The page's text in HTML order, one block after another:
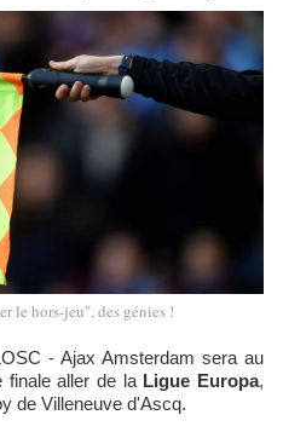
le hors-jeu", des génies !
finale aller de la Ligue Europa,
de Villeneuve d'Ascq.